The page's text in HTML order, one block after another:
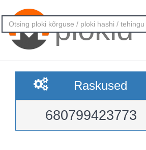
plokid
Raskused
680799423773